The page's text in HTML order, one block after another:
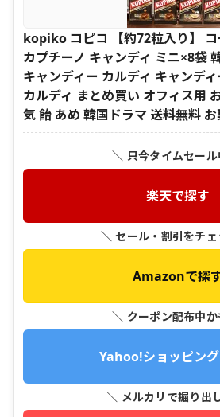
kopiko コピコ 【約72粒入り】 コ
カプチーノ キャンディ ミニ×8袋
キャンディー カルディ キャンデ
カルディ まとめ買い オフィス用
気 飴 あめ 韓国ドラマ 送料無料
＼ 只今タイムセー
楽天で探す
＼ セール・割引をチ
Amazonで探
＼ クーポン配布中
Yahoo!ショッピン
＼ メルカリで掘り出